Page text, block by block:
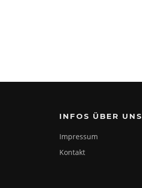
INFOS ÜBER UNS
Impressum
Kontakt